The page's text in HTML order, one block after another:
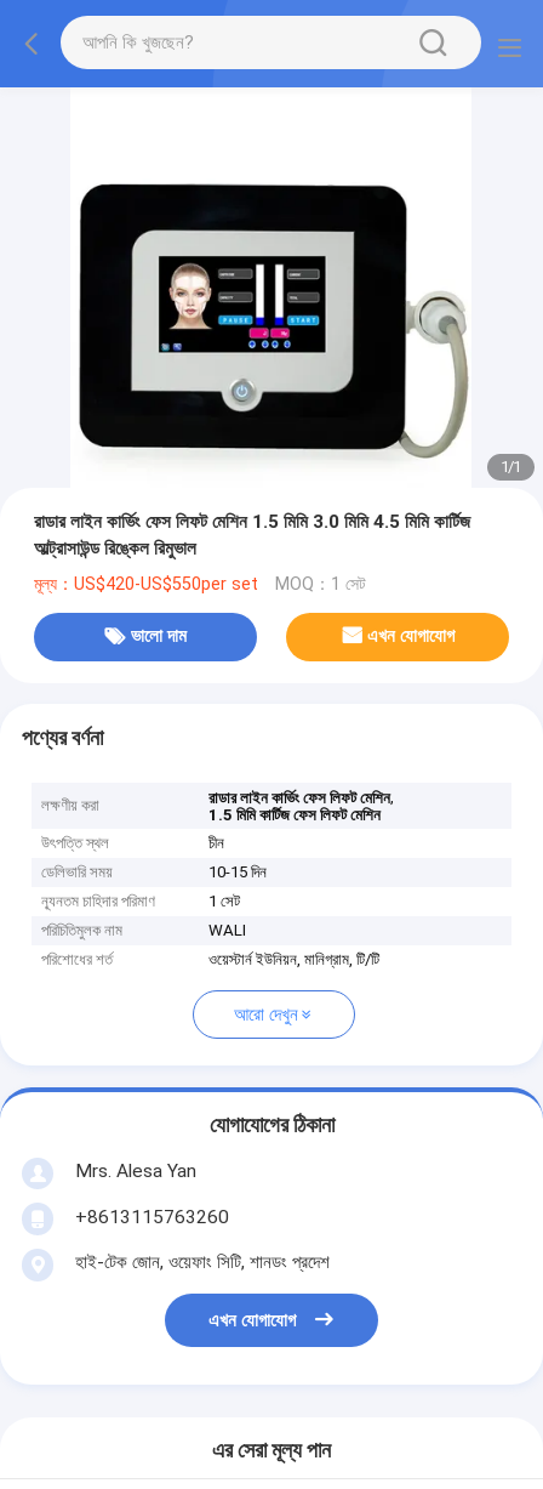
1/1
রাডার লাইন কার্ভিং ফেস লিফট মেশিন 1.5 মিমি 3.0 মিমি 4.5 মিমি কার্টিজ
আল্ট্রাসাউন্ড রিঙ্কেল রিমুভাল
মূল্য：US$420-US$550per set MOQ：1 সেট
ভালো দাম এখন যোগাযোগ
পণ্যের বর্ণনা
লক্ষণীয় করা রাডার লাইন কার্ভিং ফেস লিফট মেশিন,
1.5 মিমি কার্টিজ ফেস লিফট মেশিন
উৎপত্তি স্থল
চীন
ডেলিভারি সময়
10-15 দিন
ন্যূনতম চাহিদার পরিমাণ
1 সেট
পরিচিতিমুলক নাম
WALI
পরিশোধের শর্ত
ওয়েস্টার্ন ইউনিয়ন, মানিগ্রাম, টি/টি
আরো দেখুন
যোগাযোগের ঠিকানা
Mrs. Alesa Yan
+8613115763260
হাই-টেক জোন, ওয়েফাং সিটি, শানডং প্রদেশ
এখন যোগাযোগ
এর সেরা মূল্য পান